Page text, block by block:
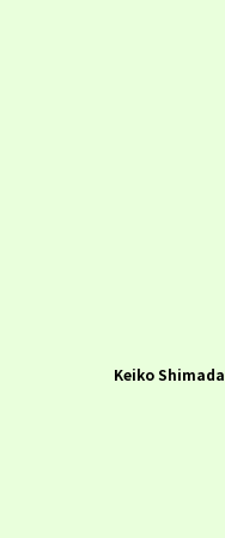
Keiko Shimada